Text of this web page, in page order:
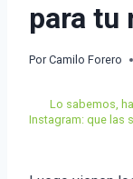
para tu
Por Camilo Forero
Lo sabemos,
Instagram: que las